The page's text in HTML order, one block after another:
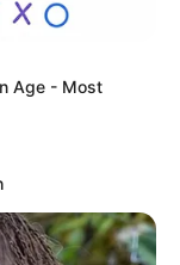
Age - Most